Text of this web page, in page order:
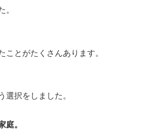
。
ことがたくさんあります。
選択をしました。
庭。